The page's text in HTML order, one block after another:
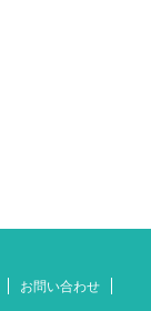
お問い合わせ